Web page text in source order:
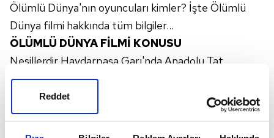
Reddet
Ölümlü Dünya'nın oyuncuları kimler? İşte Ölümlü
Dünya filmi hakkında tüm bilgiler...
ÖLÜMLÜ DÜNYA FİLMİ KONUSU
Nesillerdir Haydarpaşa Garı'nda Anadolu Tat
Lokantası'nı işleten Mermer Ailesi, 8 kişiden oluşan
geniş bir ailedir. Kendi halinde, sade bir yaşamları olan
bu insanlar dışarıdan oldukça sıradan bir hayat
yaşamaktadır. Oysa gerçek hiç de öyle değildir.